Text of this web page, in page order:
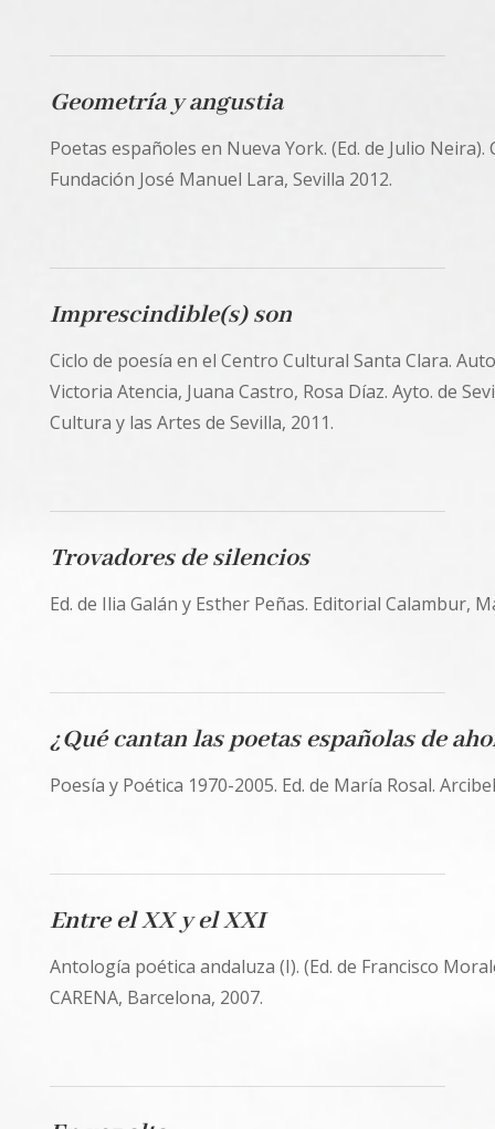
Geometría y angustia
Poetas españoles en Nueva York. (Ed. de Julio Neira).
Fundación José Manuel Lara, Sevilla 2012.
Imprescindible(s) son
Ciclo de poesía en el Centro Cultural Santa Clara.
Victoria Atencia, Juana Castro, Rosa Díaz. Ayto. de
Cultura y las Artes de Sevilla, 2011.
Trovadores de silencios
Ed. de Ilia Galán y Esther Peñas. Editorial Calambur,
¿Qué cantan las poetas españolas de
Poesía y Poética 1970-2005. Ed. de María Rosal.
Entre el XX y el XXI
Antología poética andaluza (I). (Ed. de Francisco
CARENA, Barcelona, 2007.